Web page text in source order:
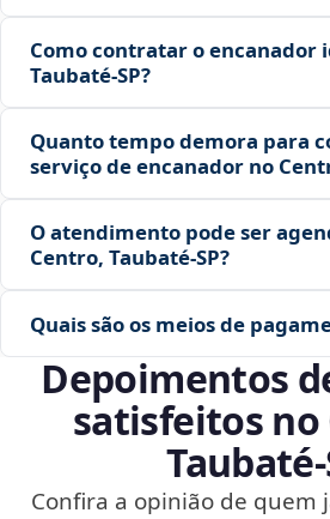
Como contratar o encanador
Taubaté‑SP?
Quanto tempo demora para
serviço de encanador no
O atendimento pode ser
Centro, Taubaté‑SP?
Quais são os meios de
Depoimentos
satisfeitos no
Confira a opinião de quem